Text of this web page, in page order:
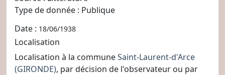
Type de donnée : Publique
Date : 18/06/1938
Localisation
Localisation à la communeSaint-Laurent-d'Arce
(GIRONDE), par décision de l'observateur ou par